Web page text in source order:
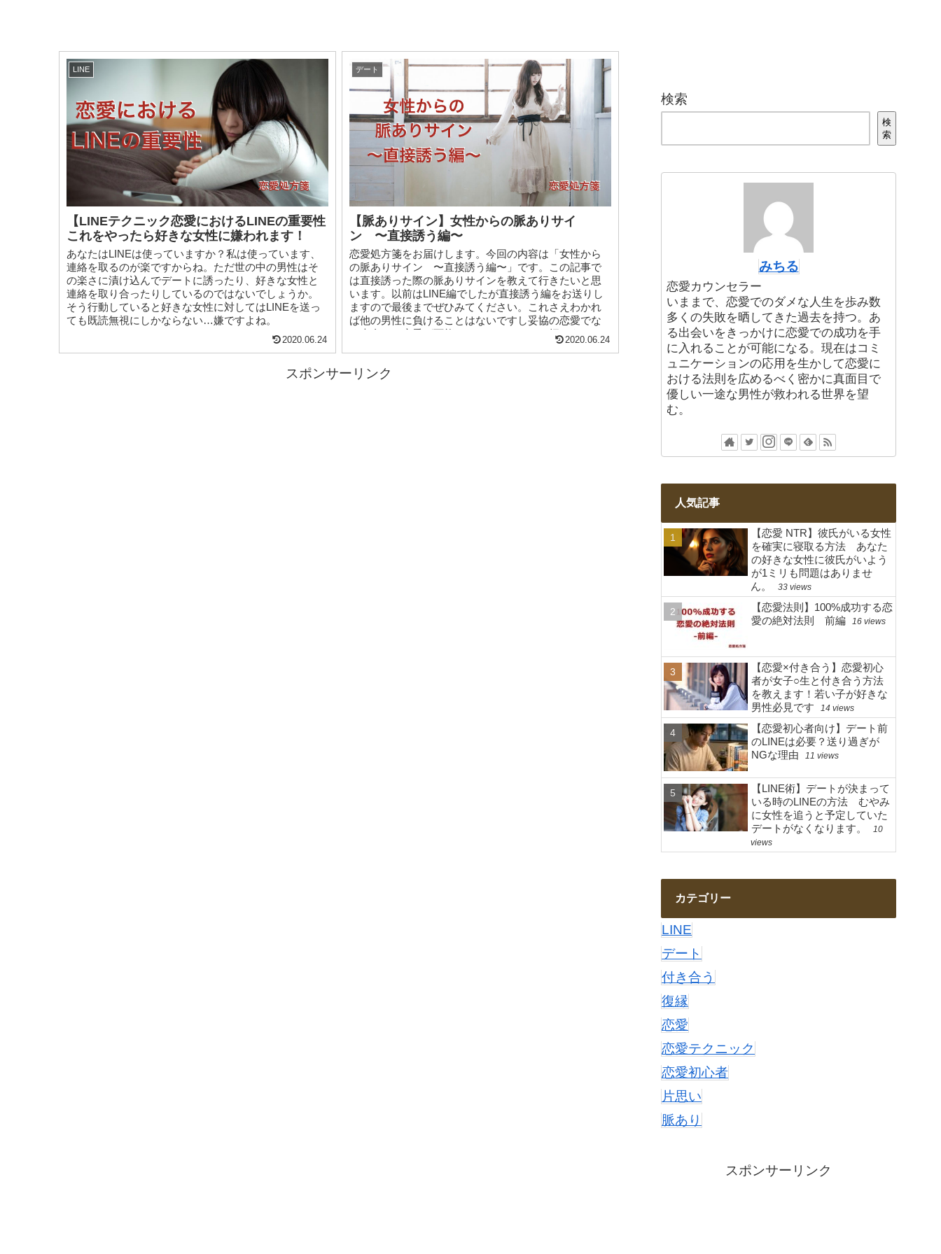
LINE
【LINEテクニック恋愛におけるLINEの重要性
これをやったら好きな女性に嫌われます！
あなたはLINEは使っていますか？私は使っています、
連絡を取るのが楽ですからね。ただ世の中の男性はそ
の楽さに漬け込んでデートに誘ったり、好きな女性と
連絡を取り合ったりしているのではないでしょうか。
そう行動していると好きな女性に対してはLINEを送っ
ても既読無視にしかならない…嫌ですよね。
2020.06.24
デート
【脈ありサイン】女性からの脈ありサイ
ン 〜直接誘う編〜
恋愛処方箋をお届けします。今回の内容は「女性から
の脈ありサイン 〜直接誘う編〜」です。この記事で
は直接誘った際の脈ありサインを教えて行きたいと思
います。以前はLINE編でしたが直接誘う編をお送りし
ますので最後までぜひみてください。これさえわかれ
ば他の男性に負けることはないですし妥協の恋愛でな
く本命との恋愛が可能となるのでしっかり押さえてお
いてください。一番、簡単にわかるのは『飲みに行か
ください。好感レベルによって反応がかなり違うので
2020.06.24
スポンサーリンク
検索
検
索
みちる
恋愛カウンセラー
いままで、恋愛でのダメな人生を歩み数
多くの失敗を晒してきた過去を持つ。あ
る出会いをきっかけに恋愛での成功を手
に入れることが可能になる。現在はコミ
ュニケーションの応用を生かして恋愛に
おける法則を広めるべく密かに真面目で
優しい一途な男性が救われる世界を望
む。
人気記事
【恋愛 NTR】彼氏がいる女性
を確実に寝取る方法 あなた
の好きな女性に彼氏がいよう
が1ミリも問題はありませ
ん。
33 views
【恋愛法則】100%成功する恋
愛の絶対法則 前編
16 views
【恋愛×付き合う】恋愛初心
者が女子○生と付き合う方法
を教えます！若い子が好きな
男性必見です
14 views
【恋愛初心者向け】デート前
のLINEは必要？送り過ぎが
NGな理由
11 views
【LINE術】デートが決まって
いる時のLINEの方法 むやみ
に女性を追うと予定していた
デートがなくなります。
10
views
カテゴリー
LINE
デート
付き合う
復縁
恋愛
恋愛テクニック
恋愛初心者
片思い
脈あり
スポンサーリンク